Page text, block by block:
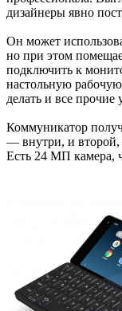
дизайнеры явно
Он может
но при этом
подключить к
настольную
делать и все прочие
Коммуникатор
— внутри, и
Есть 24 МП камера,